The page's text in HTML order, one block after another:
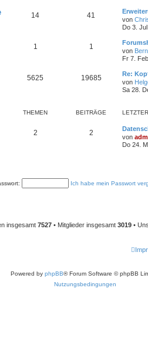
14 41
von
Do 3.
1 1
von
Fr 7.
5625 19685
Re:
von
Sa 28.
THEMEN BEITRÄGE
2 2
von
Do 24.
Ich habe mein Passwort
insgesamt 7527 • Mitglieder insgesamt 3019 •
Powered by phpBB® Forum Software © phpBB
Nutzungsbedingungen